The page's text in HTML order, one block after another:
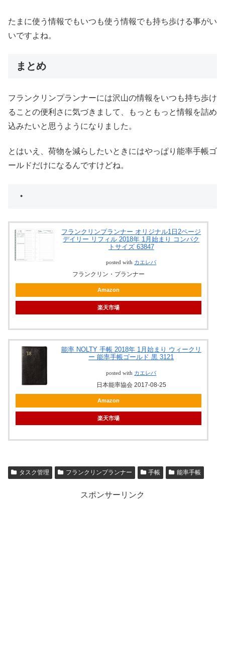
たまに使う情報でもいつも使う情報でも持ち歩ける事がい
いですよね。
まとめ
フランクリンプランナーには沢山の情報をいつも持ち歩け
ることの便利さに気づきまして、もっともっと情報を詰め
込みたいと思うようになりました。
とはいえ、荷物を減らしたいときにはやっぱり能率手帳ゴ
ールドだけになるんですけどね。
・
フランクリンプランナー オリジナル1日2ページ
デイリー リフィル 2018年 1月始まり コンパク
トサイズ 63847
posted with カエレバ
フランクリン・プランナー
Amazon
楽天市場
能率 NOLTY 手帳 2018年 1月始まり ウィークリ
ー 能率手帳ゴールド 黒 3121
posted with カエレバ
日本能率協会 2017-08-25
Amazon
楽天市場
タスク管理 フランクリンプランナー 手帳 能率手帳
スポンサーリンク